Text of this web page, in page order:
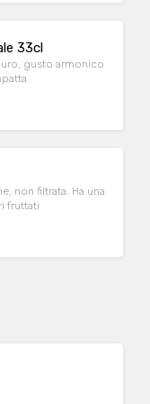
33cl
gusto armonico
non filtrata. Ha una
fruttati